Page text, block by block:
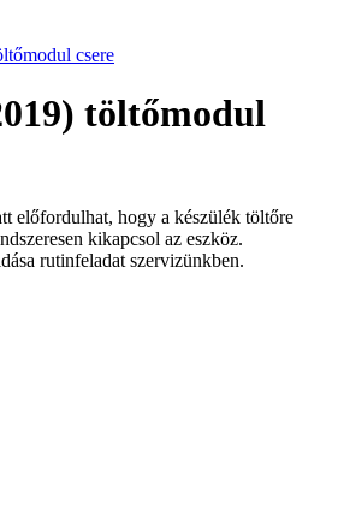
csere
töltőmodul
előfordulhat, hogy a készülék töltőre
kikapcsol az eszköz.
rutinfeladat szervizünkben.